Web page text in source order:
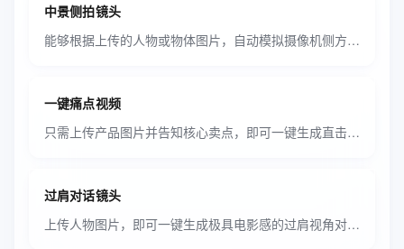
中景侧拍镜头
能够根据上传的人物或物体图片，自动模拟摄像机侧方视角，生成具有电影叙事感的中景动态视频。
一键痛点视频
只需上传产品图片并告知核心卖点，即可一键生成直击用户痛点的场景化解决方案视频。
过肩对话镜头
上传人物图片，即可一键生成极具电影感的过肩视角对话场景视频。